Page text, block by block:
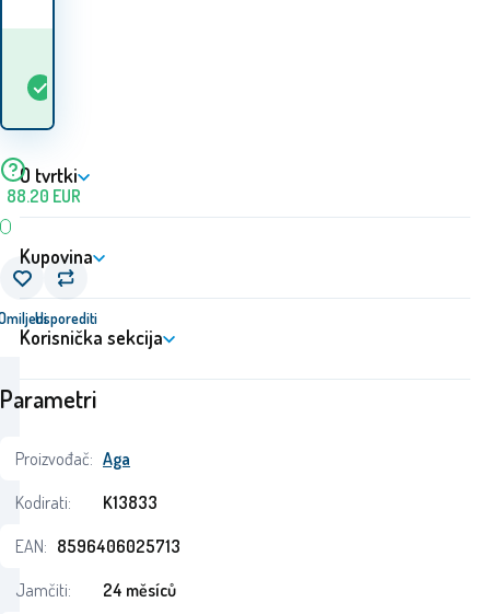
88.20 EUR
Usporediti
Parametri
Proizvođač: Aga
Kodirati:
K13833
EAN: 8596406025713
Jamčiti:
24 měsíců
O tvrtki
Kupovina
Korisnička sekcija